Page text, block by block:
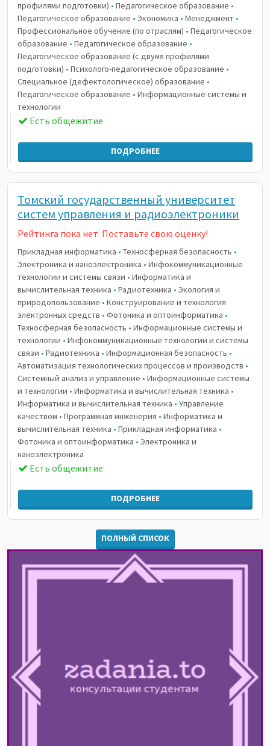
профилями подготовки) • Педагогическое образование •
Педагогическое образование • Экономика • Менеджмент •
Профессиональное обучение (по отраслям) • Педагогическое
образование • Педагогическое образование •
Педагогическое образование (с двумя профилями
подготовки) • Психолого-педагогическое образование •
Специальное (дефектологическое) образование •
Педагогическое образование • Информационные системы и
технологии
Есть общежитие
ПОДРОБНЕЕ
Томский государственный университет
систем управления и радиоэлектроники
Рейтинга пока нет. Поставьте свою оценку!
Прикладная информатика • Техносферная безопасность •
Электроника и наноэлектроника • Инфокоммуникационные
технологии и системы связи • Информатика и
вычислительная техника • Радиотехника • Экология и
природопользование • Конструирование и технология
электронных средств • Фотоника и оптоинформатика •
Техносферная безопасность • Информационные системы и
технологии • Инфокоммуникационные технологии и системы
связи • Радиотехника • Информационная безопасность •
Автоматизация технологических процессов и производств •
Системный анализ и управление • Информационные системы
и технологии • Информатика и вычислительная техника •
Информатика и вычислительная техника • Управление
качеством • Программная инженерия • Информатика и
вычислительная техника • Прикладная информатика •
Фотоника и оптоинформатика • Электроника и
наноэлектроника
Есть общежитие
ПОДРОБНЕЕ
ПОЛНЫЙ СПИСОК